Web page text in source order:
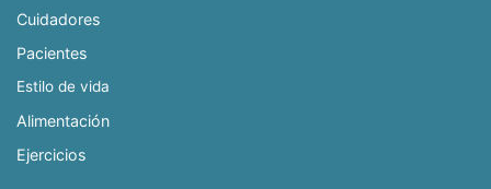
Cuidadores
Pacientes
Estilo de vida
Alimentación
Ejercicios